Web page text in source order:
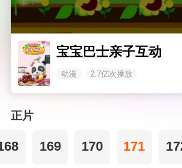
宝宝巴士亲子互动
动漫 2.7亿次播放
正片
169 170 171